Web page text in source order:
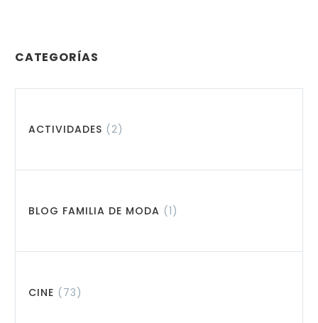
CATEGORÍAS
ACTIVIDADES (2)
BLOG FAMILIA DE MODA (1)
CINE (73)